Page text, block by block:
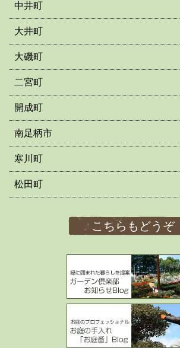
中井町
大井町
大磯町
二宮町
開成町
南足柄市
寒川町
松田町
こちらもどうぞ